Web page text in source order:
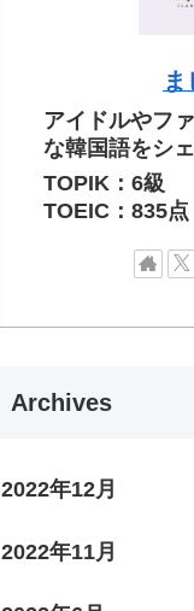
ま
アイドルやフ
な韓国語をシ
TOPIK：6級
TOEIC：835点
Archives
2022年12月
2022年11月